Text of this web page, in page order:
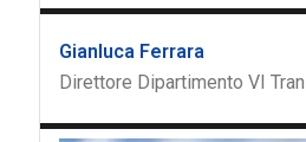
Gianluca Ferrara
Direttore Dipartimento VI